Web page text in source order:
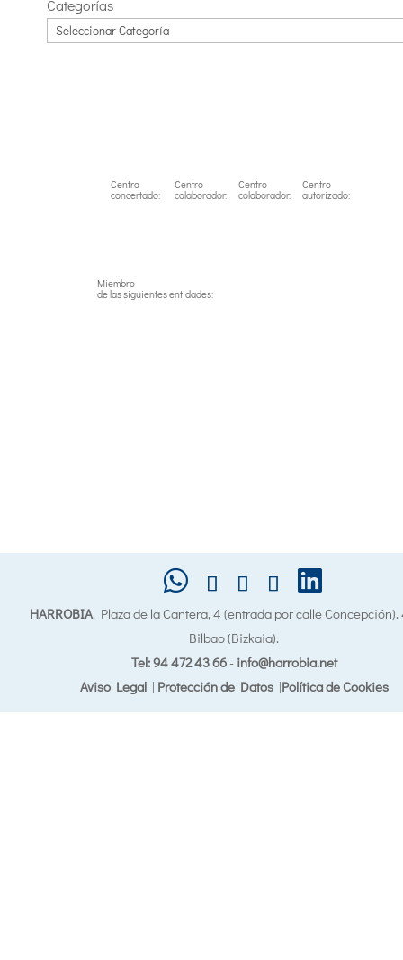
Categorías
Centro
concertado:
Centro
colaborador:
Centro
colaborador:
Centro
autorizado:
Miembro
de las siguientes entidades:
HARROBIA. Plaza de la Cantera, 4 (entrada por calle
Bilbao (Bizkaia).
Tel: 94 472 43 66- info@harrobia.net
Aviso Legal| Protección de Datos|Política de Cookies